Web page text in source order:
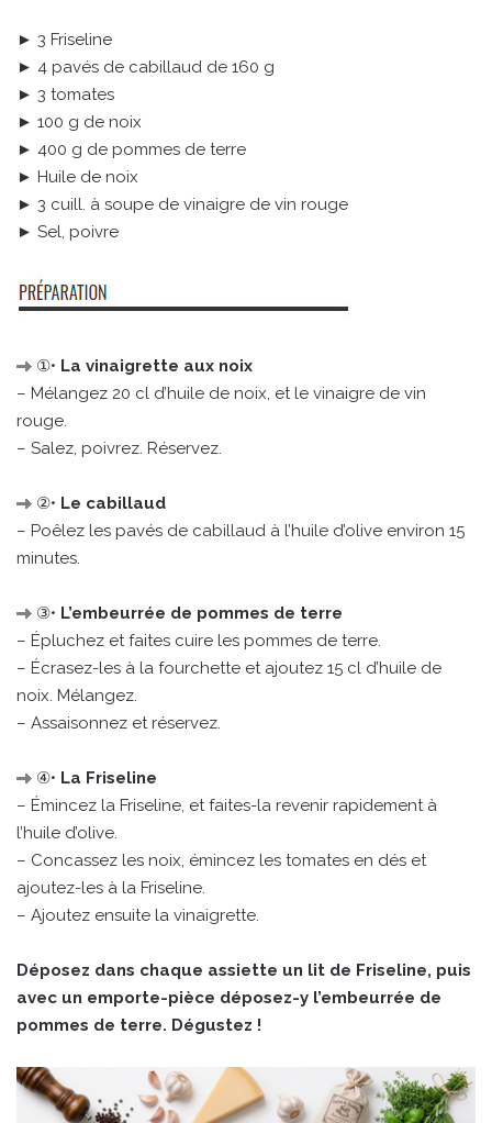
► 3 Friseline
► 4 pavés de cabillaud de 160 g
► 3 tomates
► 100 g de noix
► 400 g de pommes de terre
► Huile de noix
► 3 cuill. à soupe de vinaigre de vin rouge
► Sel, poivre
①• La vinaigrette aux noix
– Mélangez 20 cl d’huile de noix, et le vinaigre de vin
rouge.
– Salez, poivrez. Réservez.
②• Le cabillaud
– Poêlez les pavés de cabillaud à l’huile d’olive environ 15
minutes.
③• L’embeurrée de pommes de terre
– Épluchez et faites cuire les pommes de terre.
– Écrasez-les à la fourchette et ajoutez 15 cl d’huile de
noix. Mélangez.
– Assaisonnez et réservez.
④• La Friseline
– Émincez la Friseline, et faites-la revenir rapidement à
l’huile d’olive.
– Concassez les noix, émincez les tomates en dés et
ajoutez-les à la Friseline.
– Ajoutez ensuite la vinaigrette.
Déposez dans chaque assiette un lit de Friseline, puis
avec un emporte-pièce déposez-y l’embeurrée de
pommes de terre. Dégustez !